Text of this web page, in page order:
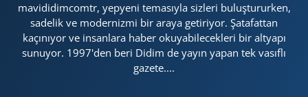
mavididimcomtr, yepyeni temasıyla sizleri buluştururken,
sadelik ve modernizmi bir araya getiriyor. Şatafattan
kaçınıyor ve insanlara haber okuyabilecekleri bir altyapı
sunuyor. 1997'den beri Didim de yayın yapan tek vasıflı
gazete....